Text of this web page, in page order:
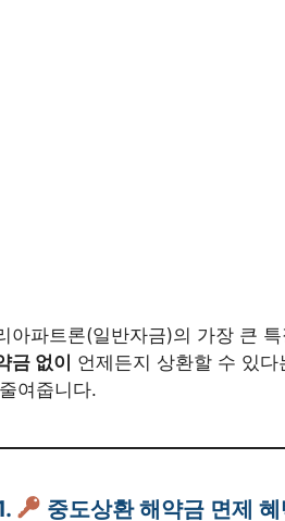
아파트론(일반자금)의 가장 큰
금 없이 언제든지 상환할 수 있
여줍니다.
중도상환 해약금 면제 혜